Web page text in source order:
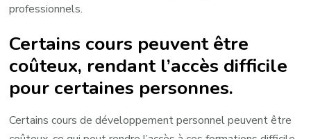
professionnels.
Certains cours peuvent être
coûteux, rendant l’accès difficile
pour certaines personnes.
Certains cours de développement personnel peuvent être